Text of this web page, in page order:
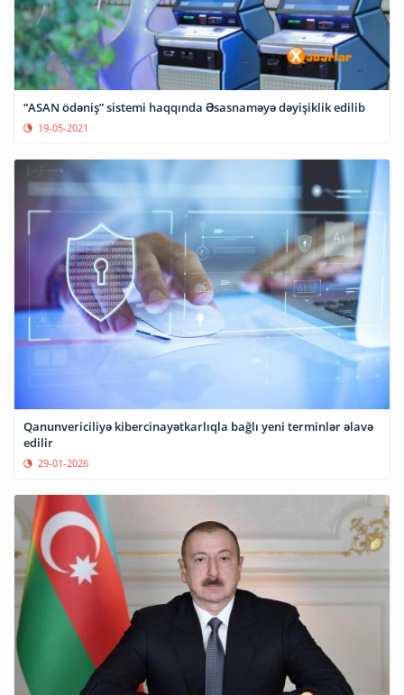
“ASAN ödəniş” sistemi haqqında Əsasnaməyə dəyişiklik edilib
19-05-2021
Qanunvericiliyə kibercinayətkarlıqla bağlı yeni terminlər əlavə
edilir
29-01-2026